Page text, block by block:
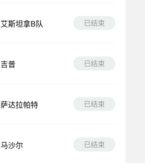
艾斯坦拿B队 已结束
吉普 已结束
萨达拉帕特 已结束
马沙尔 已结束